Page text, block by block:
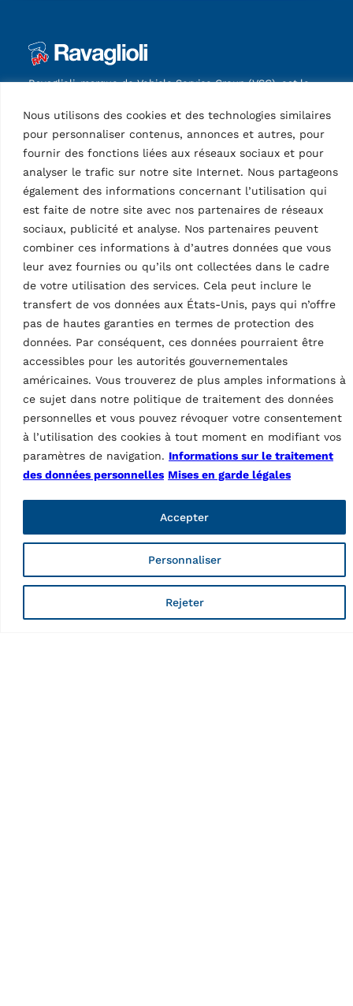
Nous utilisons des cookies et des technologies similaires
pour personnaliser contenus, annonces et autres, pour
fournir des fonctions liées aux réseaux sociaux et pour
analyser le trafic sur notre site Internet. Nous partageons
également des informations concernant l’utilisation qui
est faite de notre site avec nos partenaires de réseaux
sociaux, publicité et analyse. Nos partenaires peuvent
combiner ces informations à d’autres données que vous
leur avez fournies ou qu’ils ont collectées dans le cadre
de votre utilisation des services. Cela peut inclure le
transfert de vos données aux États-Unis, pays qui n’offre
pas de hautes garanties en termes de protection des
données. Par conséquent, ces données pourraient être
accessibles pour les autorités gouvernementales
américaines. Vous trouverez de plus amples informations à
ce sujet dans notre politique de traitement des données
personnelles et vous pouvez révoquer votre consentement
à l’utilisation des cookies à tout moment en modifiant vos
paramètres de navigation. Informations sur le traitement
des données personnelles Mises en garde légales
Personnaliser
Rejeter
Accepter
Ravaglioli, marque de Vehicle Service Group (VSG), est le
véhicules, d'équipements pour pneumatiques et de
diagnostics (inspection des véhicules et réglage de la
géométrie des roues).
Informations
Société
Contactez
Support technique
Web Order
Connexion Marketing
Pages
Informations sur le traitement des données personnelles
Mises en garde légales
Code de déontologie
Whistleblowing
Fraudes web
Conditions générales d’achat
Conditions générales de vente
Code de conduite à l’usage des fournisseurs
La transparence dans les chaînes d’approvisionnement
Élimination des emballages
Lifts
Diagnostic
Other products
Accessories wheel service